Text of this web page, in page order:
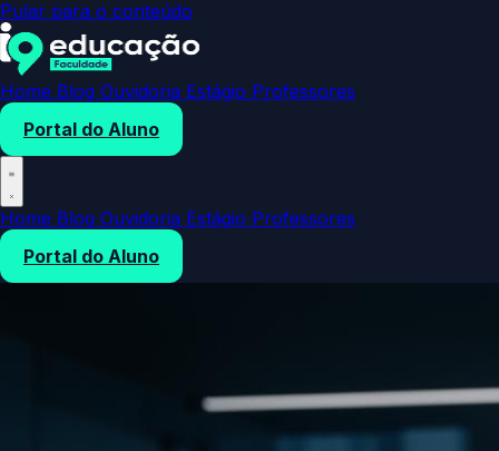
Pular para o conteúdo
Home Blog Ouvidoria Estágio Professores
Portal do Aluno
Home Blog Ouvidoria Estágio Professores
Portal do Aluno